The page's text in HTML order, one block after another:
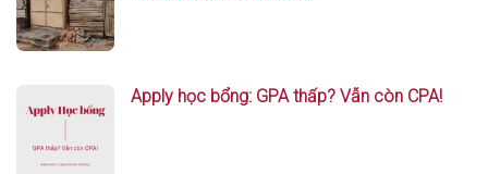
Apply học bổng: GPA thấp? Vẫn còn CPA!